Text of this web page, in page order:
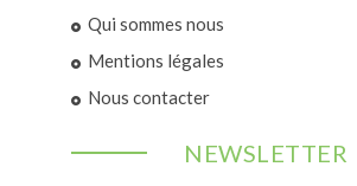
Qui sommes nous
Mentions légales
Nous contacter
NEWSLETTER